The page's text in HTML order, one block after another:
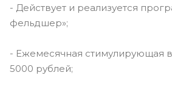
- Действует и реализуется
фельдшер»;
- Ежемесячная стимулирующая
5000 рублей;